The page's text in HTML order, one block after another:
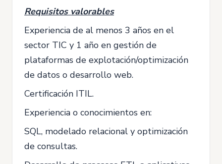
Requisitos valorables
Experiencia de al menos 3 años en el
sector TIC y 1 año en gestión de
plataformas de explotación/optimización
de datos o desarrollo web.
Certificación ITIL.
Experiencia o conocimientos en:
SQL, modelado relacional y optimización
de consultas.